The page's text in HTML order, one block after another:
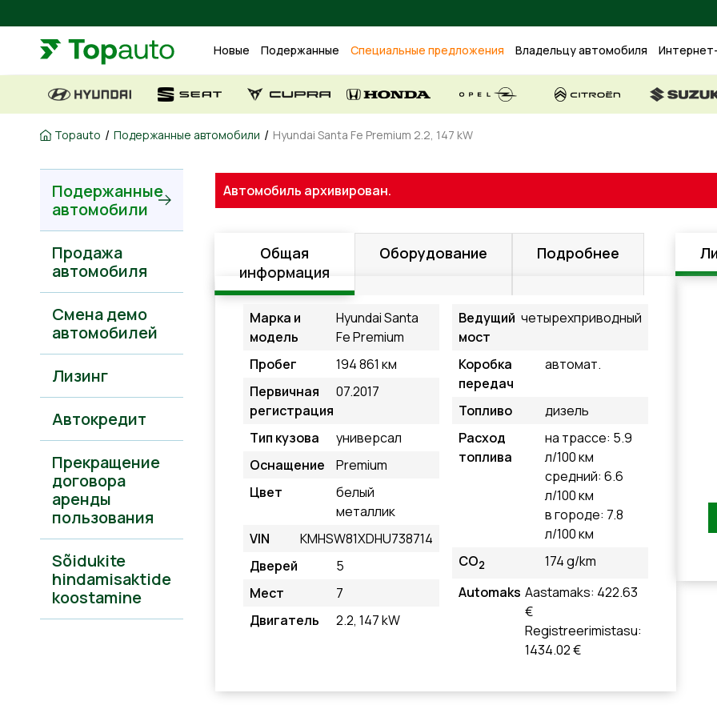
Новые Подержанные Специальные предложения Владельцу автомобиля
Topauto / Подержанные автомобили / Hyundai Santa Fe Premium 2.2, 147 kW
Подержанные
автомобили
Продажа
автомобиля
Смена демо
автомобилей
Лизинг
Автокредит
Прекращение
договора
аренды
пользования
Sõidukite
hindamisaktide
koostamine
Автомобиль архивирован.
Общая
информация
Оборудование Подробнее
Марка и
модель
Hyundai Santa
Fe Premium
Пробег
194 861 км
Первичная
регистрация
07.2017
Тип кузова
универсал
Оснащение
Premium
Цвет
белый
металлик
VIN
KMHSW81XDHU738714
Дверей
5
Мест
7
Двигатель
2.2, 147 kW
Ведущий
мост
четырехприводный
Коробка
передач
автомат.
Топливо
дизель
Расход
топлива
на трассе: 5.9
л/100 км
средний: 6.6
л/100 км
в городе: 7.8
л/100 км
CO2
174 g/km
Automaks Aastamaks: 422.63
€
Registreerimistasu:
1434.02 €